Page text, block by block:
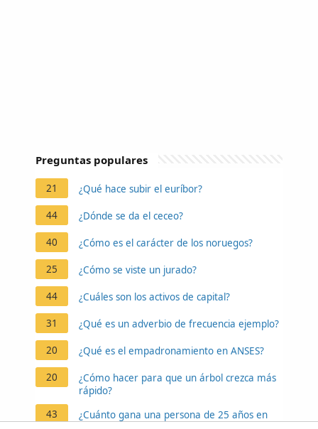
Preguntas populares
21 ¿Qué hace subir el euríbor?
44 ¿Dónde se da el ceceo?
40 ¿Cómo es el carácter de los noruegos?
25 ¿Cómo se viste un jurado?
44 ¿Cuáles son los activos de capital?
31 ¿Qué es un adverbio de frecuencia ejemplo?
20 ¿Qué es el empadronamiento en ANSES?
20
¿Cómo hacer para que un árbol crezca más
rápido?
43
¿Cuánto gana una persona de 25 años en